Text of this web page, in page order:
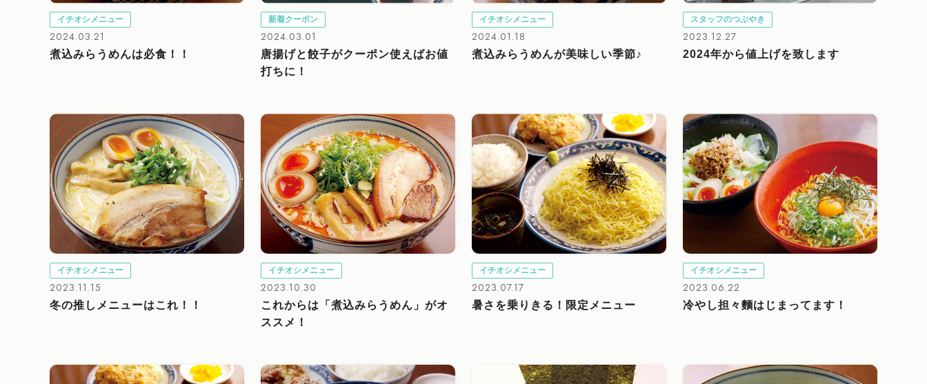
イチオシメニュー
2024.03.21
煮込みらうめんは必食！！
新着クーポン
2024.03.01
唐揚げと餃子がクーポン使えばお値
打ちに！
イチオシメニュー
2024.01.18
煮込みらうめんが美味しい季節♪
スタッフのつぶやき
2023.12.27
2024年から値上げを致します
イチオシメニュー
2023.11.15
冬の推しメニューはこれ！！
イチオシメニュー
2023.10.30
これからは「煮込みらうめん」がオ
ススメ！
イチオシメニュー
2023.07.17
暑さを乗りきる！限定メニュー
イチオシメニュー
2023.06.22
冷やし担々麵はじまってます！